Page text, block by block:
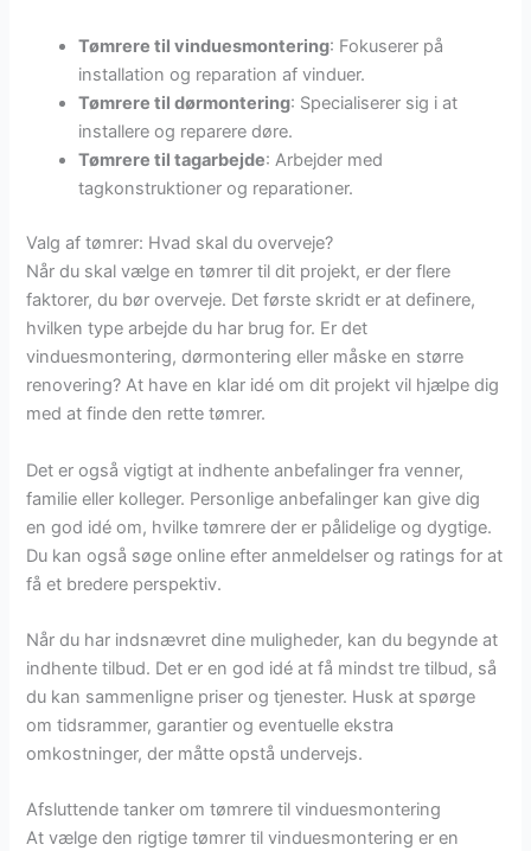
Tømrere til vinduesmontering: Fokuserer på
installation og reparation af vinduer.
Tømrere til dørmontering: Specialiserer sig i at
installere og reparere døre.
Tømrere til tagarbejde: Arbejder med
tagkonstruktioner og reparationer.
Valg af tømrer: Hvad skal du overveje?
Når du skal vælge en tømrer til dit projekt, er der flere
faktorer, du bør overveje. Det første skridt er at definere,
hvilken type arbejde du har brug for. Er det
vinduesmontering, dørmontering eller måske en større
renovering? At have en klar idé om dit projekt vil hjælpe dig
med at finde den rette tømrer.
Det er også vigtigt at indhente anbefalinger fra venner,
familie eller kolleger. Personlige anbefalinger kan give dig
en god idé om, hvilke tømrere der er pålidelige og dygtige.
Du kan også søge online efter anmeldelser og ratings for at
få et bredere perspektiv.
Når du har indsnævret dine muligheder, kan du begynde at
indhente tilbud. Det er en god idé at få mindst tre tilbud, så
du kan sammenligne priser og tjenester. Husk at spørge
om tidsrammer, garantier og eventuelle ekstra
omkostninger, der måtte opstå undervejs.
Afsluttende tanker om tømrere til vinduesmontering
At vælge den rigtige tømrer til vinduesmontering er en